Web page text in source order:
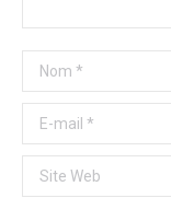
Nom *
E-mail *
Site Web